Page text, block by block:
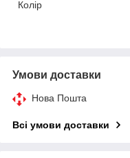
Колір
Умови доставки
Нова Пошта
Всі умови доставки